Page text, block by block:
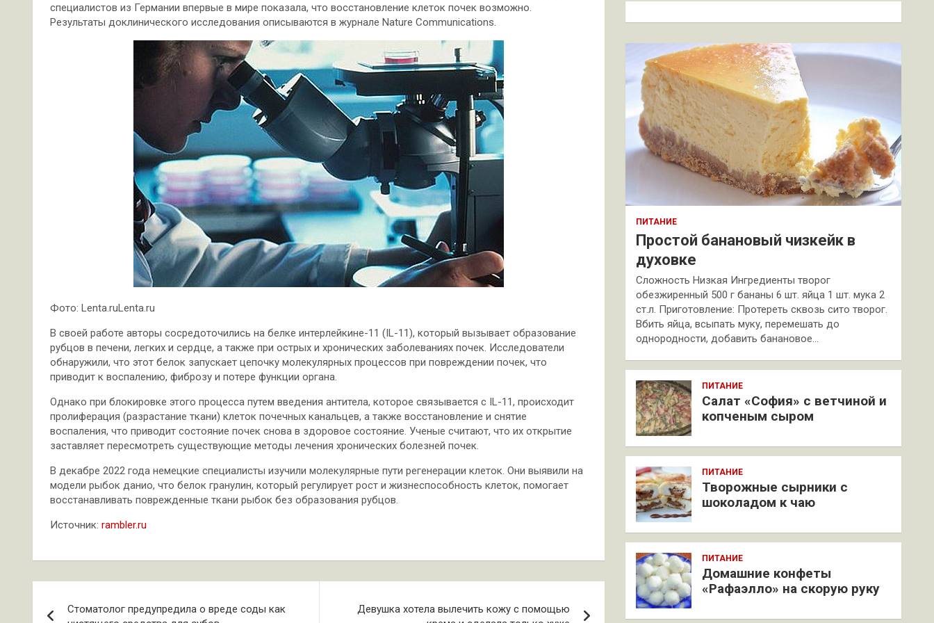
специалистов из Германии впервые в мире показала, что восстановление клеток почек возможно.
Результаты доклинического исследования описываются в журнале Nature Communications.
Фото: Lenta.ruLenta.ru
В своей работе авторы сосредоточились на белке интерлейкине-11 (IL-11), который вызывает образование
рубцов в печени, легких и сердце, а также при острых и хронических заболеваниях почек. Исследователи
обнаружили, что этот белок запускает цепочку молекулярных процессов при повреждении почек, что
приводит к воспалению, фиброзу и потере функции органа.
Однако при блокировке этого процесса путем введения антитела, которое связывается с IL-11, происходит
пролиферация (разрастание ткани) клеток почечных канальцев, а также восстановление и снятие
воспаления, что приводит состояние почек снова в здоровое состояние. Ученые считают, что их открытие
заставляет пересмотреть существующие методы лечения хронических болезней почек.
В декабре 2022 года немецкие специалисты изучили молекулярные пути регенерации клеток. Они выявили на
модели рыбок данио, что белок гранулин, который регулирует рост и жизнеспособность клеток, помогает
восстанавливать поврежденные ткани рыбок без образования рубцов.
Источник: rambler.ru
Стоматолог предупредила о вреде соды как
Девушка хотела вылечить кожу с помощью
к
ПИТАНИЕ
Простой банановый чизкейк в
духовке
Сложность Низкая Ингредиенты творог
обезжиренный 500 г бананы 6 шт. яйца 1 шт. мука 2
ст.л. Приготовление: Протереть сквозь сито творог.
Вбить яйца, всыпать муку, перемешать до
однородности, добавить банановое…
ПИТАНИЕ
Салат «София» с ветчиной и
копченым сыром
ПИТАНИЕ
Творожные сырники с
шоколадом к чаю
ПИТАНИЕ
Домашние конфеты
«Рафаэлло» на скорую руку